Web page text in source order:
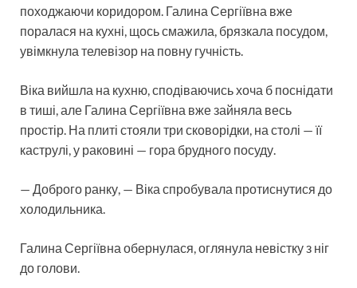
походжаючи коридором. Галина Сергіївна вже
поралася на кухні, щось смажила, брязкала посудом,
увімкнула телевізор на повну гучність.
Віка вийшла на кухню, сподіваючись хоча б поснідати
в тиші, але Галина Сергіївна вже зайняла весь
простір. На плиті стояли три сковорідки, на столі — її
каструлі, у раковині — гора брудного посуду.
— Доброго ранку, — Віка спробувала протиснутися до
холодильника.
Галина Сергіївна обернулася, оглянула невістку з ніг
до голови.